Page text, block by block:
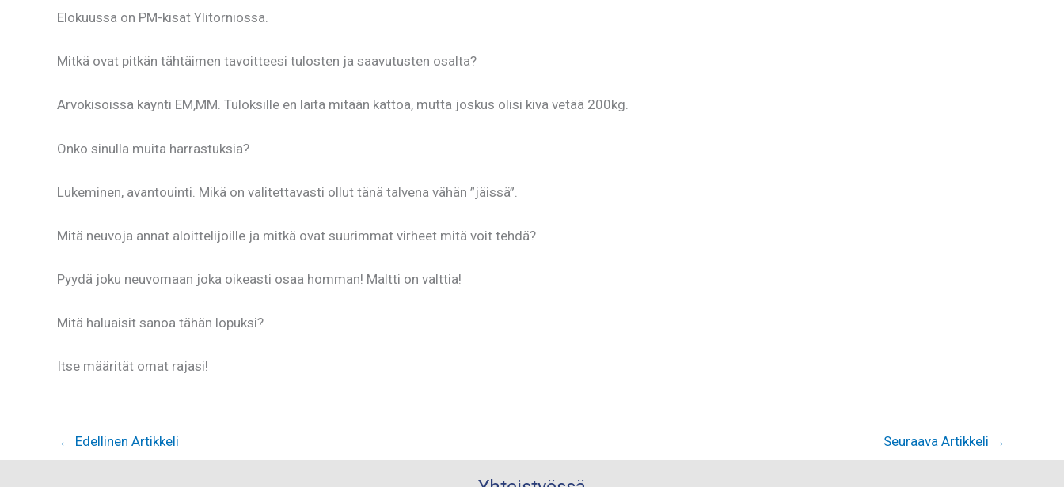
Elokuussa on PM-kisat Ylitorniossa.
Mitkä ovat pitkän tähtäimen tavoitteesi tulosten ja saavutusten osalta?
Arvokisoissa käynti EM,MM. Tuloksille en laita mitään kattoa, mutta joskus olisi kiva vetää 200kg.
Onko sinulla muita harrastuksia?
Lukeminen, avantouinti. Mikä on valitettavasti ollut tänä talvena vähän ”jäissä”.
Mitä neuvoja annat aloittelijoille ja mitkä ovat suurimmat virheet mitä voit tehdä?
Pyydä joku neuvomaan joka oikeasti osaa homman! Maltti on valttia!
Mitä haluaisit sanoa tähän lopuksi?
Itse määrität omat rajasi!
← Edellinen Artikkeli Seuraava Artikkeli →